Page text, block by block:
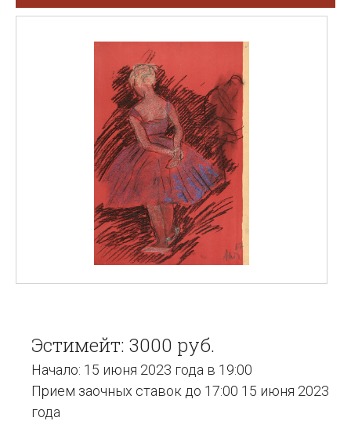
Эстимейт: 3000 руб.
Начало: 15 июня 2023 года в 19:00
Прием заочных ставок до 17:00 15 июня 2023
года